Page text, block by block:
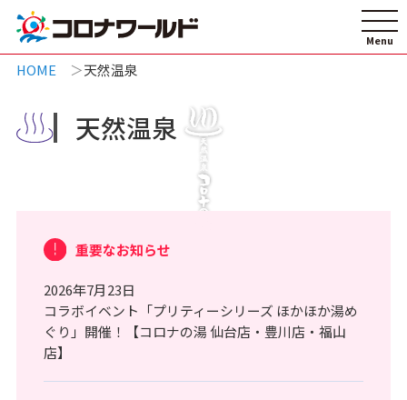
HOME 天然温泉
天然温泉
重要なお知らせ
2026年7月23日
コラボイベント「プリティーシリーズ ほかほか湯め
ぐり」開催！【コロナの湯 仙台店・豊川店・福山
店】